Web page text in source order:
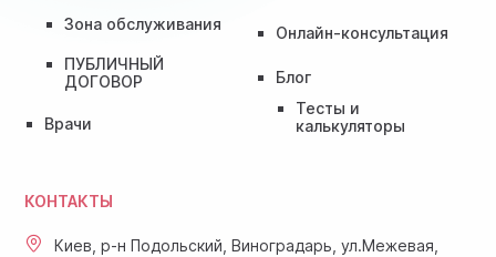
Зона обслуживания
ПУБЛИЧНЫЙ
ДОГОВОР
Врачи
Онлайн-консультация
Блог
Тесты и
калькуляторы
КОНТАКТЫ
Киев, р-н Подольский, Виноградарь, ул.Межевая,